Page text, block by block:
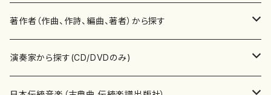
書籍
書籍
テキストブック
CD・DVD
邦楽器
箏・琴（ソロ）
箏・琴（合奏）
合唱
混声合唱
著作者（作曲、作詩、編曲、著者）から探す
あ行
青木省三(アオキ ショウゾウ)
演奏家から探す(CD/DVDのみ)